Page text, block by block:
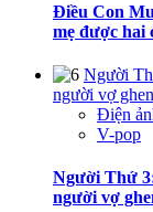
Điều Con
mẹ được hai
Người
người vợ
Điện
V-pop
Người Thứ
người vợ